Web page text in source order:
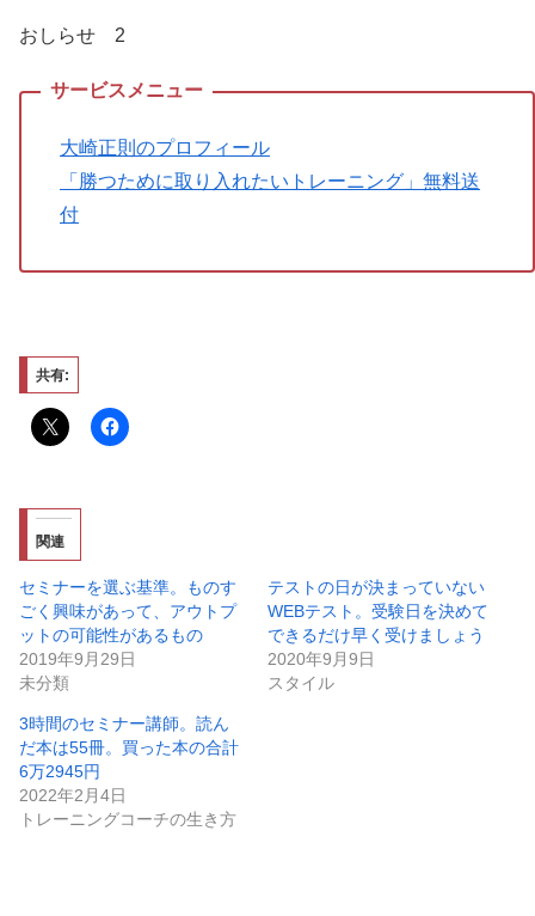
おしらせ 2
大崎正則のプロフィール
「勝つために取り入れたいトレーニング」無料送
付
共有:
関連
セミナーを選ぶ基準。ものす
ごく興味があって、アウトプ
ットの可能性があるもの
2019年9月29日
未分類
テストの日が決まっていない
WEBテスト。受験日を決めて
できるだけ早く受けましょう
2020年9月9日
スタイル
3時間のセミナー講師。読ん
だ本は55冊。買った本の合計
6万2945円
2022年2月4日
トレーニングコーチの生き方